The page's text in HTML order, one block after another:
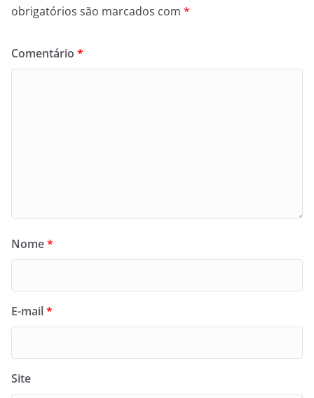
obrigatórios são marcados com *
Comentário *
Nome*
E-mail*
Site